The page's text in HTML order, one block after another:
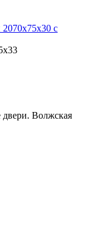
с
Волжская